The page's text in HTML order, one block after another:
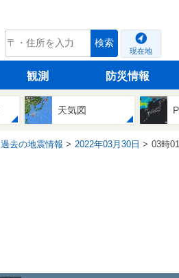
tenki.jp 検索
現在地
観測 防災情報
天気図
過去の地震情報 2022年03月30日 03時